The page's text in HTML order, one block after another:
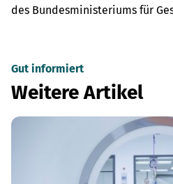
des Bundesministeriums für
Gut informiert
Weitere Artikel